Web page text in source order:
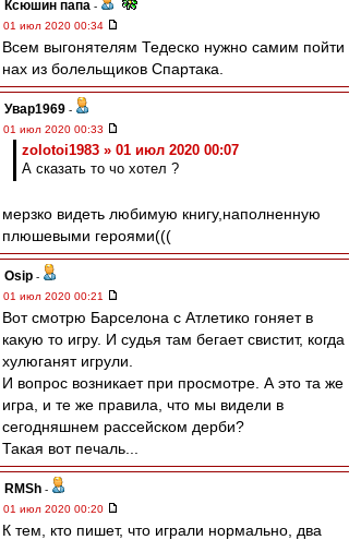
Ксюшин папа -
01 июл 2020 00:34
Всем выгонятелям Тедеско нужно самим пойти
нах из болельщиков Спартака.
Увар1969 -
01 июл 2020 00:33
zolotoi1983 » 01 июл 2020 00:07
А сказать то чо хотел ?
мерзко видеть любимую книгу,наполненную
плюшевыми героями(((
Osip -
01 июл 2020 00:21
Вот смотрю Барселона с Атлетико гоняет в
какую то игру. И судья там бегает свистит, когда
хулюганят игрули.
И вопрос возникает при просмотре. А это та же
игра, и те же правила, что мы видели в
сегодняшнем рассейском дерби?
Такая вот печаль...
RMSh -
01 июл 2020 00:20
К тем, кто пишет, что играли нормально, два